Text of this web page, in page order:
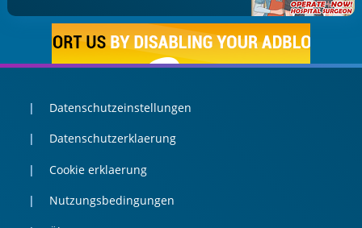
Datenschutzeinstellungen
Datenschutzerklaerung
Cookie erklaerung
Nutzungsbedingungen